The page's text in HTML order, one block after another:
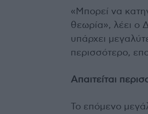
«Μπορεί να
θεωρία», λέει ο
υπάρχει
περισσότερο,
Απαιτείται
Το επόμενο